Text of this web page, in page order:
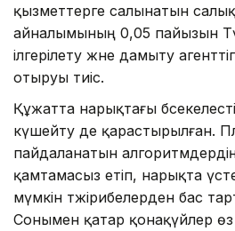
қызметтерге салынатын
айналымының 0,05 пайызын
ілгерілету және дамыту
отыруы тиіс.
Құжатта нарықтағы
күшейту де қарастырылған.
пайдаланатын
қамтамасыз етіп, нарықта
мүмкін тәжірибелерден бас
Сонымен қатар қонақүйлер өз